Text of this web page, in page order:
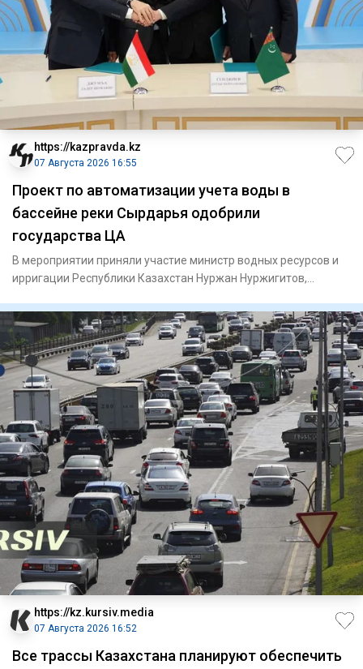
https://kazpravda.kz
07 Августа 2026 16:55
Проект по автоматизации учета воды в
бассейне реки Сырдарья одобрили
государства ЦА
В мероприятии приняли участие министр водных ресурсов и
ирригации Республики Казахстан Нуржан Нуржигитов,
https://kz.kursiv.media
07 Августа 2026 16:52
Все трассы Казахстана планируют обеспечить